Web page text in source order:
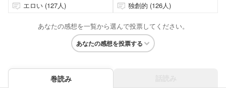
エロい (127人)
独創的 (126人)
あなたの感想を一覧から選んで投票してください。
あなたの感想を投票する
巻読み